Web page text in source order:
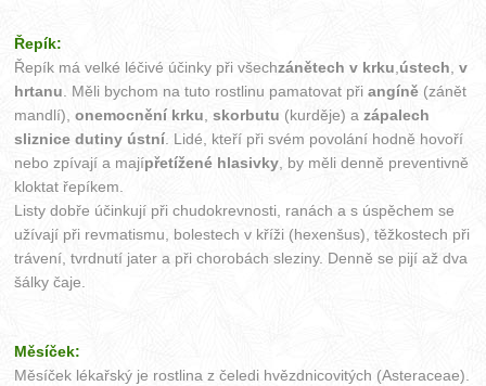
Řepík:
Řepík má velké léčivé účinky při všechzánětech v krku,ústech,v
hrtanu. Měli bychom na tuto rostlinu pamatovat přiangíně (zánět
mandlí),onemocnění krku,skorbutu (kurděje) azápalech
sliznice dutiny ústní. Lidé, kteří při svém povolání hodně hovoří
nebo zpívají a majípřetížené hlasivky, by měli denně preventivně
kloktat řepíkem.
Listy dobře účinkují při chudokrevnosti, ranách a s úspěchem se
užívají při revmatismu, bolestech v kříži (hexenšus), těžkostech při
trávení, tvrdnutí jater a při chorobách sleziny. Denně se pijí až dva
šálky čaje.
Měsíček:
Měsíček lékařský je rostlina z čeledi hvězdnicovitých (Asteraceae).